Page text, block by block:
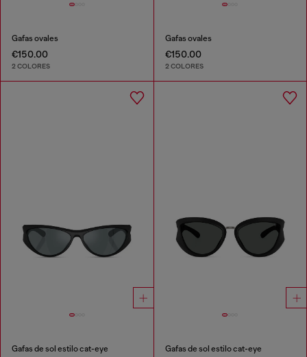
Gafas ovales
€150.00
2 COLORES
Gafas ovales
€150.00
2 COLORES
Gafas de sol estilo cat-eye Gafas de sol estilo cat-eye